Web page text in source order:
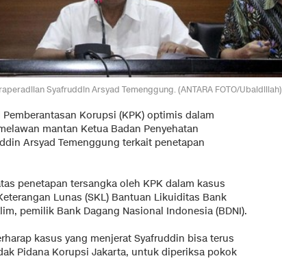
Syafruddin Arsyad Temenggung. (ANTARA FOTO/Ubaidillah)
Korupsi (KPK) optimis dalam
mantan Ketua Badan Penyehatan
Arsyad Temenggung terkait penetapan
penetapan tersangka oleh KPK dalam kasus
Lunas (SKL) Bantuan Likuiditas Bank
pemilik Bank Dagang Nasional Indonesia (BDNI).
kasus yang menjerat Syafruddin bisa terus
Pidana Korupsi Jakarta, untuk diperiksa pokok